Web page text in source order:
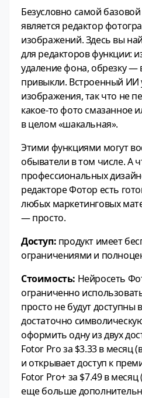
Безусловно самой
является редактор
изображений. Здесь вы
для редакторов функции:
удаление фона, обрезку —
привыкли. Встроенный ИИ
изображения, так что не
какое-то фото смазанное
в целом «шакальная».
Этими функциями могут
обыватели в том числе. А
профессиональных
редакторе Фотор есть
любых маркетинговых
— просто.
Доступ: продукт имеет
ограничениями и
Стоимость: Нейросеть
ограниченно
просто не будут доступны
достаточно
оформить одну из двух
Fotor Pro за $3.33 в месяц
и открывает доступ к
Fotor Pro+ за $7.49 в
еще больше